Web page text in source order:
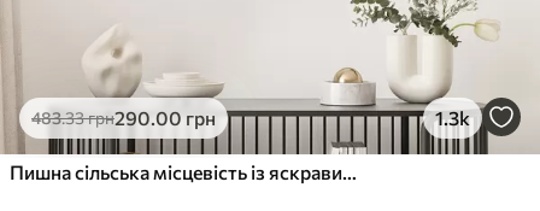
483.33грн290.00 грн 1.3k
Пишна сільська місцевість із яскравим лугом диких квітів, наповненим різнокольоровими квітами під хмарним небом